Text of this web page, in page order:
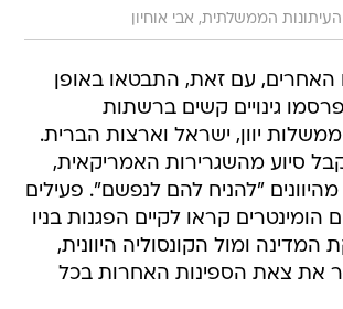
הממשלתית, אבי אוחיון
האחרים, עם זאת, התבטאו באופן
גינויים קשים ברשתות
יוון, ישראל וארצות הברית.
סיוע מהשגרירות האמריקאית,
"להניח להם לנפשם". פעילים
הומינטרים קראו לקיים הפגנות בניו
המדינה ומול הקונסוליה היוונית,
את צאת הספינות האחרות בכל